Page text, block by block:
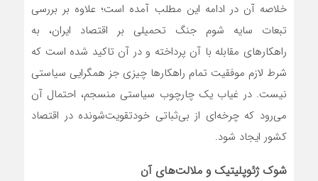
خلاصه آن در ادامه این مطلب آمده است؛ علاوه بر بررسی
تبعات سایه شوم جنگ تحمیلی بر اقتصاد ایران، به
راهکارهای مقابله با آن پرداخته و در آن تاکید شده است که
شرط لازم موفقیت تمام راهکارها چیزی جز همگرایی سیاستی
نیست. در غیاب یک چارچوب سیاستی منسجم، احتمال آن
می‌رود که چرخه‌ای از بی‌ثباتی خودتقویت‌شونده در اقتصاد
کشور ایجاد شود.
شوک ژئوپلیتیک و ملالت‌های آن